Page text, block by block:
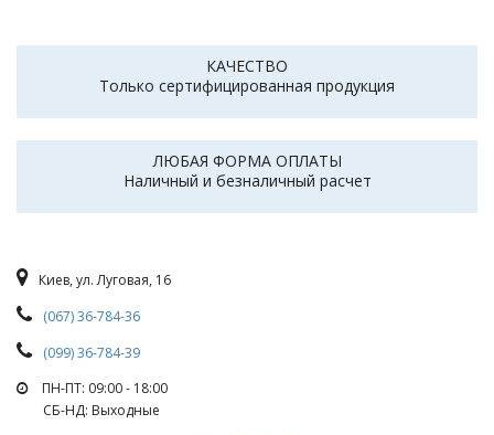
КАЧЕСТВО
Только сертифицированная продукция
ЛЮБАЯ ФОРМА ОПЛАТЫ
Наличный и безналичный расчет
Киев, ул. Луговая, 16
(067) 36-784-36
(099) 36-784-39
ПН-ПТ: 09:00 - 18:00
СБ-НД: Выходные